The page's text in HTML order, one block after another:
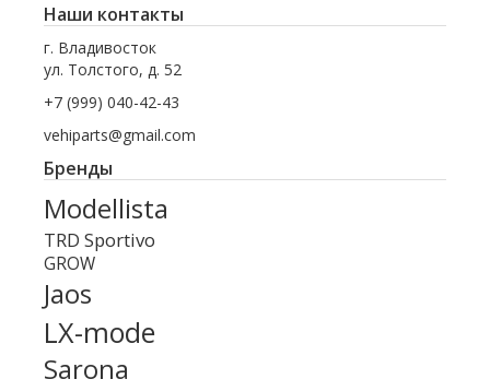
Наши контакты
г. Владивосток
ул. Толстого, д. 52
+7 (999) 040-42-43
vehiparts@gmail.com
Бренды
Modellista
TRD Sportivo
GROW
Jaos
LX-mode
Sarona